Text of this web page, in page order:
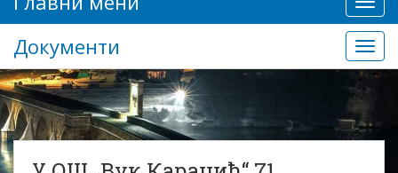
мени
Документи